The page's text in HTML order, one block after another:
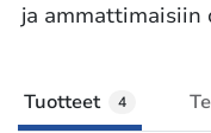
ja
Tuotteet 4